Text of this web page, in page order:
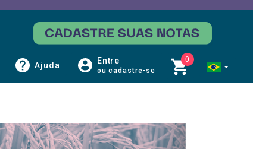
Ajuda Entre
ou cadastre-se
0